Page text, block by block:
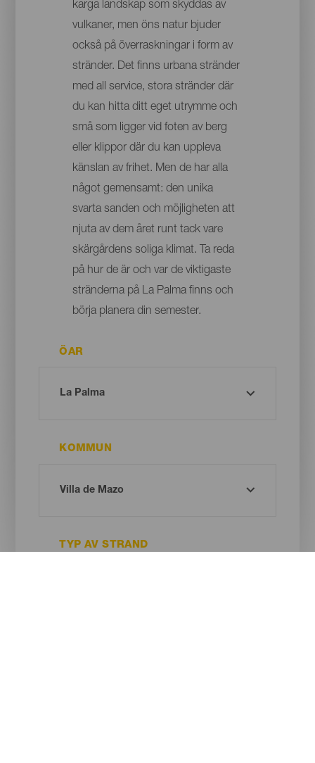
karga landskap som skyddas av
vulkaner, men öns natur bjuder
också på överraskningar i form av
stränder. Det finns urbana stränder
med all service, stora stränder där
du kan hitta ditt eget utrymme och
små som ligger vid foten av berg
eller klippor där du kan uppleva
känslan av frihet. Men de har alla
något gemensamt: den unika
svarta sanden och möjligheten att
njuta av dem året runt tack vare
skärgårdens soliga klimat. Ta reda
på hur de är och var de viktigaste
stränderna på La Palma finns och
börja planera din semester.
ÖAR
KOMMUN
TYP AV STRAND